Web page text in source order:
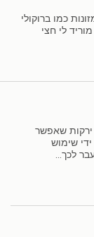
כמו ברוקולי
לי חצי
ירקות שאפשר
שימוש
לכך…